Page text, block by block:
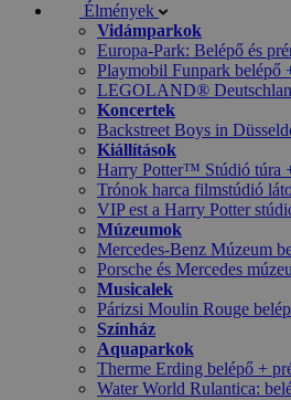
Élmények
Vidámparkok
Europa-Park: Belépő és
Playmobil Funpark belépő
LEGOLAND®
Koncertek
Backstreet Boys in
Kiállítások
Harry Potter™ Stúdió túra
Trónok harca filmstúdió
VIP est a Harry Potter
Múzeumok
Mercedes-Benz Múzeum
Porsche és Mercedes
Musicalek
Párizsi Moulin Rouge
Színház
Aquaparkok
Therme Erding belépő +
Water World Rulantica: